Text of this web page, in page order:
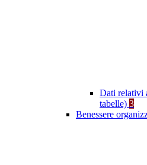
Dati relativi
tabelle) 3
Benessere